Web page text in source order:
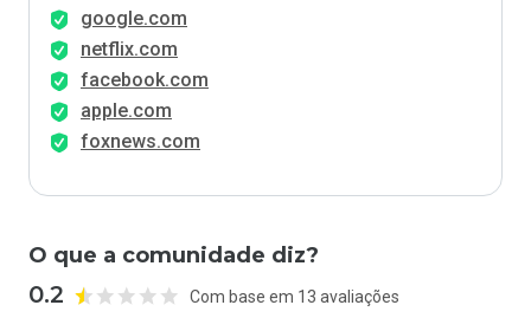
google.com
netflix.com
facebook.com
apple.com
foxnews.com
O que a comunidade diz?
0.2 Com base em 13 avaliações